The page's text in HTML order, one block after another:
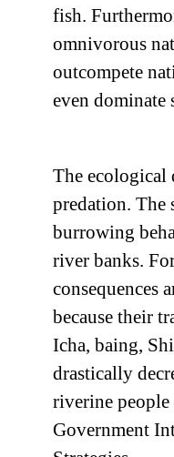
fish.
omnivorous
outcompete
even dominate
The ecological
predation. The
burrowing
river banks.
consequences
because their
Icha, baing,
drastically
riverine
Government